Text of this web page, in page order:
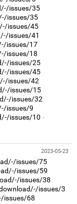
issues/35
issues/35
issues/45
issues/41
issues/17
issues/18
issues/25
issues/45
issues/42
issues/15
issues/32
issues/9
issues/10
2023-05-23
issues/75
issues/59
issues/38
issues/3
issues/68